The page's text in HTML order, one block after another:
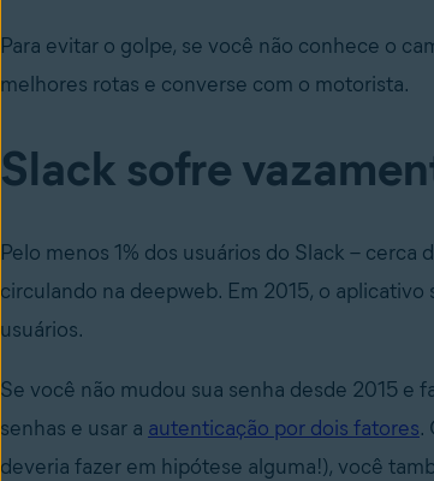
Para evitar o golpe, se você não conhece o
melhores rotas e converse com o motorista.
Slack sofre
Pelo menos 1% dos usuários do Slack –
circulando na deepweb. Em 2015, o
usuários.
Se você não mudou sua senha desde 2015 e
senhas e usar a autenticação por dois fatores.
deveria fazer em hipótese alguma!), você